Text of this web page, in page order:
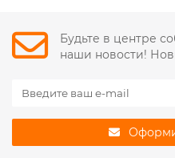
Будьте в центре
наши новости!